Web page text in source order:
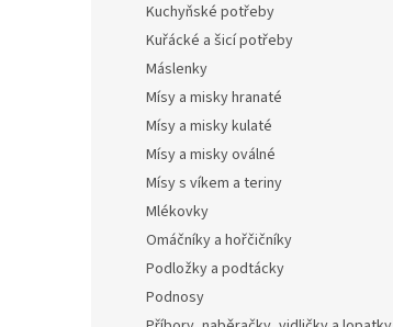
Kuchyňské potřeby
Kuřácké a šicí potřeby
Máslenky
Mísy a misky hranaté
Mísy a misky kulaté
Mísy a misky oválné
Mísy s víkem a teriny
Mlékovky
Omáčníky a hořčičníky
Podložky a podtácky
Podnosy